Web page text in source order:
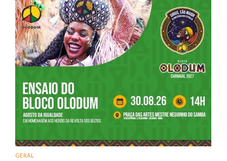
GERAL